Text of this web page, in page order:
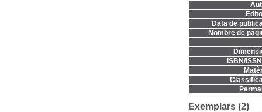
Data de
Nombre de
ISBN/
Exemplars (2)